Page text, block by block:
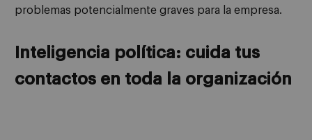
problemas potencialmente graves para la empresa.
Inteligencia política: cuida tus
contactos en toda la organización